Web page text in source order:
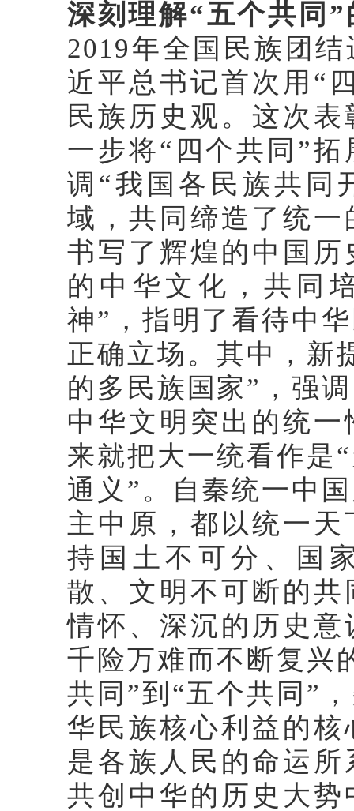
深刻理解“五个共同
2019年全国民族团
近平总书记首次用“
民族历史观。这次
一步将“四个共同”
调“我国各民族共同
域，共同缔造了统
书写了辉煌的中国
的中华文化，共同
神”，指明了看待中
正确立场。其中，新
的多民族国家”，强
中华文明突出的统
来就把大一统看作是
通义”。自秦统一中
主中原，都以统一
持国土不可分、国
散、文明不可断的
情怀、深沉的历史
千险万难而不断复兴
共同”到“五个共同”
华民族核心利益的
是各族人民的命运
共创中华的历史大